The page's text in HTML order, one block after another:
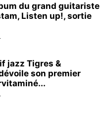
du grand guitariste
Listen up!, sortie
jazz Tigres &
son premier